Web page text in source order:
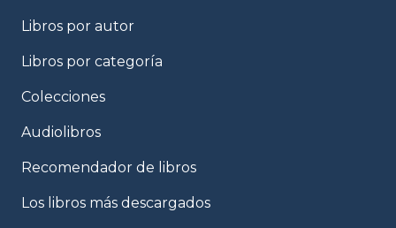
Libros por autor
Libros por categoría
Colecciones
Audiolibros
Recomendador de libros
Los libros más descargados